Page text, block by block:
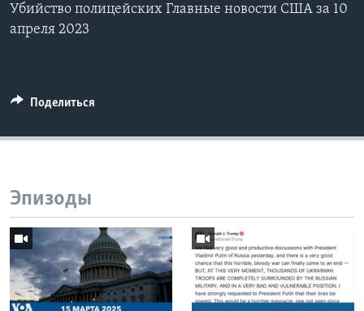
Убийство полицейских Главные новости США за 10
апреля 2023
Поделиться
Эпизоды